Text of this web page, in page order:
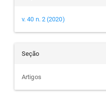
v. 40 n. 2 (2020)
Seção
Artigos